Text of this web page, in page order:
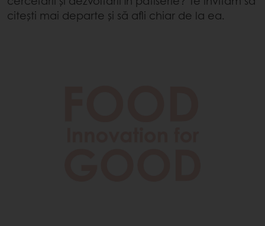
citești mai departe și să afli chiar de la ea.